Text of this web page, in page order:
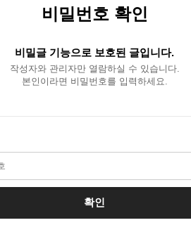
비밀번호 확인
비밀글 기능으로 보호된 글입니다.
작성자와 관리자만 열람하실 수 있습니다.
본인이라면 비밀번호를 입력하세요.